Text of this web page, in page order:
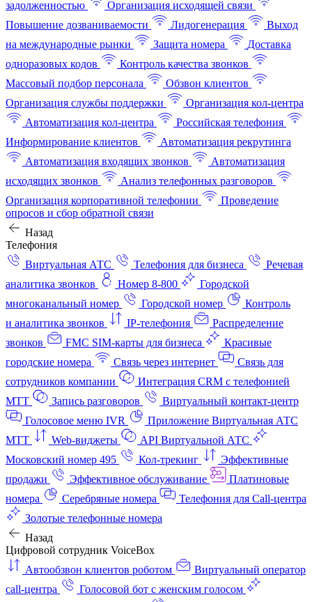
задолженностью
Организация исходящей связи
Повышение дозваниваемости
Лидогенерация
Выход
на международные рынки
Защита номера
Доставка
одноразовых кодов
Контроль качества звонков
Массовый подбор персонала
Обзвон клиентов
Организация службы поддержки
Организация кол-центра
Автоматизация кол-центра
Российская телефония
Информирование клиентов
Автоматизация рекрутинга
Автоматизация входящих звонков
Автоматизация
исходящих звонков
Анализ телефонных разговоров
Организация корпоративной телефонии
Проведение
опросов и сбор обратной связи
Назад
Телефония
Виртуальная АТС
Телефония для бизнеса
Речевая
аналитика звонков
Номер 8-800
Городской
многоканальный номер
Городской номер
Контроль
и аналитика звонков
IP-телефония
Распределение
звонков
FMC SIM-карты для бизнеса
Красивые
городские номера
Связь через интернет
Связь для
сотрудников компании
Интеграция CRM с телефонией
МТТ
Запись разговоров
Виртуальный контакт‑центр
Голосовое меню IVR
Приложение Виртуальная АТС
МТТ
Web-виджеты
API Виртуальной АТС
Московский номер 495
Кол-трекинг
Эффективные
продажи
Эффективное обслуживание
Платиновые
номера
Серебряные номера
Телефония для Call-центра
Золотые телефонные номера
Назад
Цифровой сотрудник VoiceBox
Автообзвон клиентов роботом
Виртуальный оператор
call-центра
Голосовой бот с женским голосом